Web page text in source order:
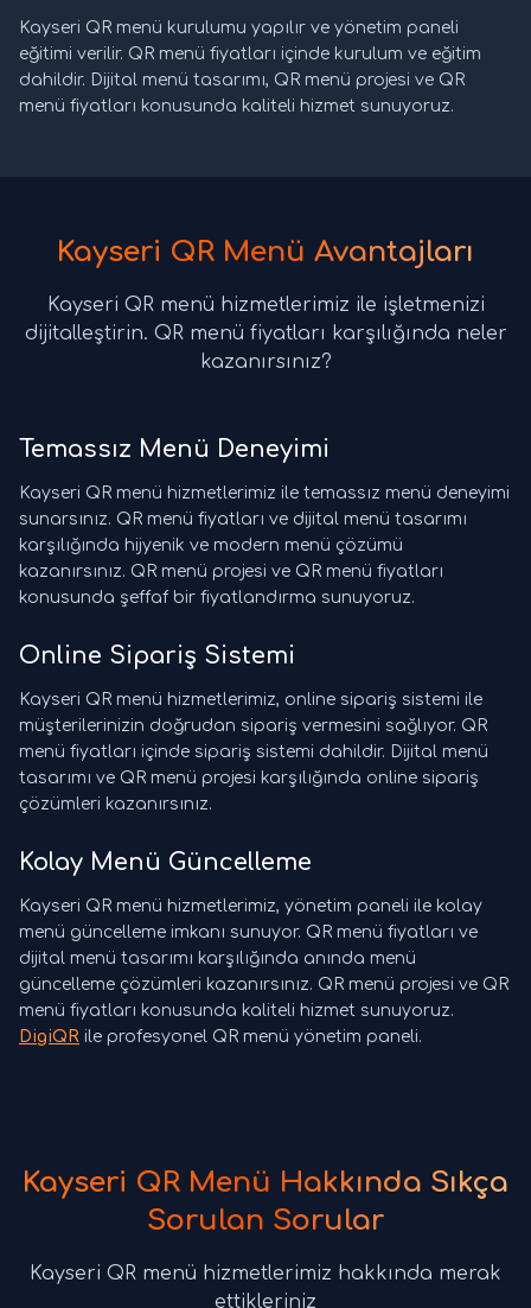
Kayseri QR menü kurulumu yapılır ve yönetim paneli
eğitimi verilir. QR menü fiyatları içinde kurulum ve eğitim
dahildir. Dijital menü tasarımı, QR menü projesi ve QR
menü fiyatları konusunda kaliteli hizmet sunuyoruz.
Kayseri QR Menü Avantajları
Kayseri QR menü hizmetlerimiz ile işletmenizi
dijitalleştirin. QR menü fiyatları karşılığında neler
kazanırsınız?
Temassız Menü Deneyimi
Kayseri QR menü hizmetlerimiz ile temassız menü deneyimi
sunarsınız. QR menü fiyatları ve dijital menü tasarımı
karşılığında hijyenik ve modern menü çözümü
kazanırsınız. QR menü projesi ve QR menü fiyatları
konusunda şeffaf bir fiyatlandırma sunuyoruz.
Online Sipariş Sistemi
Kayseri QR menü hizmetlerimiz, online sipariş sistemi ile
müşterilerinizin doğrudan sipariş vermesini sağlıyor. QR
menü fiyatları içinde sipariş sistemi dahildir. Dijital menü
tasarımı ve QR menü projesi karşılığında online sipariş
çözümleri kazanırsınız.
Kolay Menü Güncelleme
Kayseri QR menü hizmetlerimiz, yönetim paneli ile kolay
menü güncelleme imkanı sunuyor. QR menü fiyatları ve
dijital menü tasarımı karşılığında anında menü
güncelleme çözümleri kazanırsınız. QR menü projesi ve QR
menü fiyatları konusunda kaliteli hizmet sunuyoruz.
DigiQR ile profesyonel QR menü yönetim paneli.
Kayseri QR Menü Hakkında Sıkça
Sorulan Sorular
Kayseri QR menü hizmetlerimiz hakkında merak
ettikleriniz